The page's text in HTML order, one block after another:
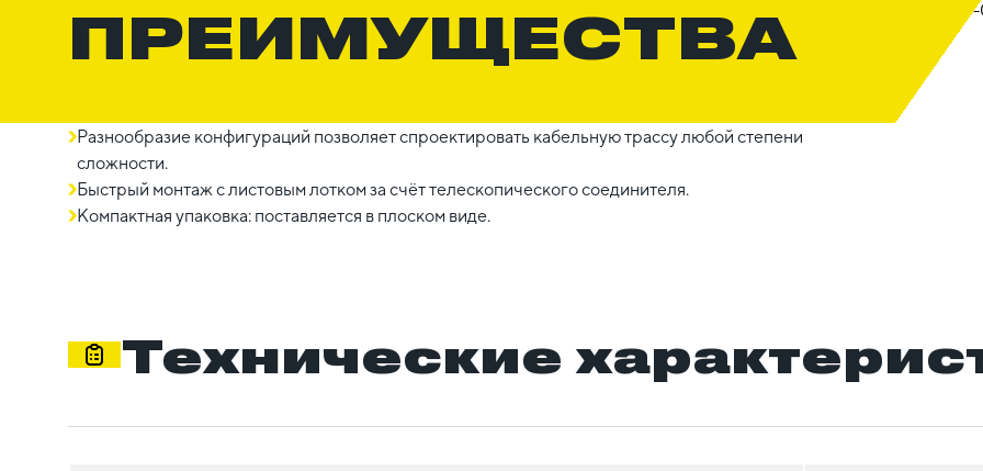
ПРЕИМУЩЕСТВА
Разнообразие конфигураций позволяет спроектировать кабельную трассу любой степени
сложности.
Быстрый монтаж с листовым лотком за счёт телескопического соединителя.
Компактная упаковка: поставляется в плоском виде.
Технические